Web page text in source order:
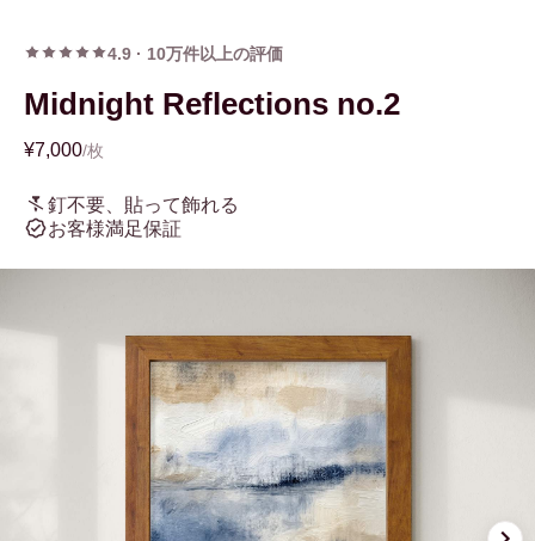
4.9 · 10万件以上の評価
Midnight Reflections no.2
¥7,000/枚
釘不要、貼って飾れる
お客様満足保証